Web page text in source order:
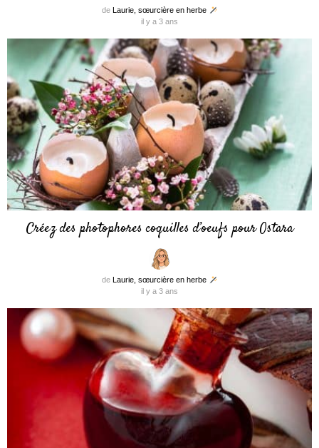
de Laurie, sœurcière en herbe
il y a 3 ans
Créez des photophores coquilles d’oeufs pour Ostara
de Laurie, sœurcière en herbe
il y a 3 ans